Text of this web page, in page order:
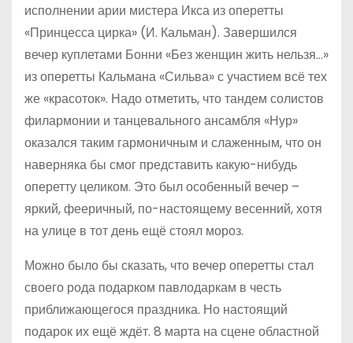
исполнении арии мистера Икса из оперетты
«Принцесса цирка» (И. Кальман). Завершился
вечер куплетами Бонни «Без женщин жить нельзя…»
из оперетты Кальмана «Сильва» с участием всё тех
же «красоток». Надо отметить, что тандем солистов
филармонии и танцевального ансамбля «Нур»
оказался таким гармоничным и слаженным, что он
наверняка бы смог представить какую-нибудь
оперетту целиком. Это был особенный вечер –
яркий, фееричный, по-настоящему весенний, хотя
на улице в тот день ещё стоял мороз.
Можно было бы сказать, что вечер оперетты стал
своего рода подарком павлодаркам в честь
приближающегося праздника. Но настоящий
подарок их ещё ждёт. 8 марта на сцене областной